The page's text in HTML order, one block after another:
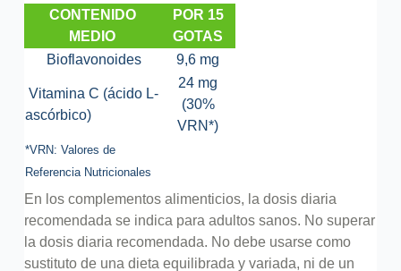
CONTENIDO
MEDIO
POR 15
GOTAS
Bioflavonoides
9,6 mg
Vitamina C (ácido L-
ascórbico)
24 mg
(30%
VRN*)
*VRN: Valores de
Referencia Nutricionales
En los complementos alimenticios, la dosis diaria
recomendada se indica para adultos sanos. No superar
la dosis diaria recomendada. No debe usarse como
sustituto de una dieta equilibrada y variada, ni de un